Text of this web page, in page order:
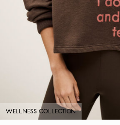
WELLNESS COLLECTION